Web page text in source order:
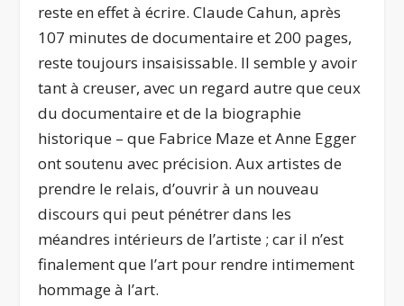
reste en effet à écrire. Claude Cahun, après
107 minutes de documentaire et 200 pages,
reste toujours insaisissable. Il semble y avoir
tant à creuser, avec un regard autre que ceux
du documentaire et de la biographie
historique – que Fabrice Maze et Anne Egger
ont soutenu avec précision. Aux artistes de
prendre le relais, d’ouvrir à un nouveau
discours qui peut pénétrer dans les
méandres intérieurs de l’artiste ; car il n’est
finalement que l’art pour rendre intimement
hommage à l’art.